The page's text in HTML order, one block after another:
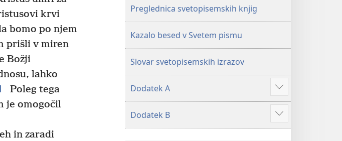
krvi
bomo po njem
prišli v miren
Božji
lahko
Poleg tega
je omogočil
in zaradi
Preglednica svetopisemskih knjig
Kazalo besed v Svetem pismu
Slovar svetopisemskih izrazov
Dodatek A
Prikaži
več
Dodatek B
Prikaži
več